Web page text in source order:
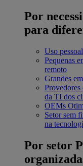
Por
para
Uso pessoal
Pequenas
remoto
Grandes
Provedores
da TI dos
OEMs
Setor sem
na
Por setor